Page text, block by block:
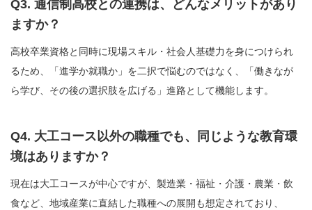
Q3. 通信制高校との連携は、どんなメリットがあり
ますか？
高校卒業資格と同時に現場スキル・社会人基礎力を身につけられ
るため、「進学か就職か」を二択で悩むのではなく、「働きなが
ら学び、その後の選択肢を広げる」進路として機能します。
Q4. 大工コース以外の職種でも、同じような教育環
境はありますか？
現在は大工コースが中心ですが、製造業・福祉・介護・農業・飲
食など、地域産業に直結した職種への展開も想定されており、